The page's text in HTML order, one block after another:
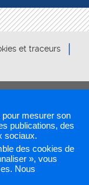
mesurer son
publications, des
sociaux.
des cookies de
», vous
Nous
et traceurs